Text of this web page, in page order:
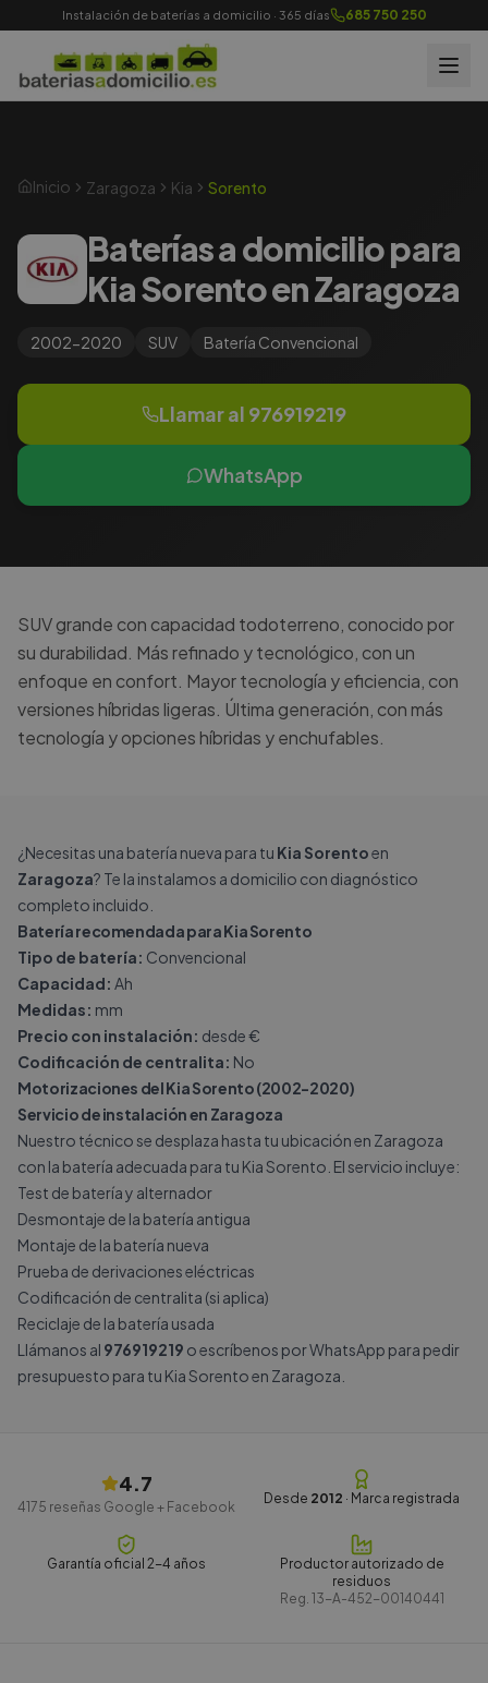
Instalación de baterías a domicilio · 365 días 685 750 250
Inicio Zaragoza Kia Sorento
Baterías a domicilio para
Kia Sorento en Zaragoza
2002-2020 SUV Batería Convencional
Llamar al 976919219
WhatsApp
SUV grande con capacidad todoterreno, conocido por
su durabilidad. Más refinado y tecnológico, con un
enfoque en confort. Mayor tecnología y eficiencia, con
versiones híbridas ligeras. Última generación, con más
tecnología y opciones híbridas y enchufables.
¿Necesitas una batería nueva para tu Kia Sorentoen
Zaragoza? Te la instalamos a domicilio con diagnóstico
completo incluido.
Batería recomendada para Kia Sorento
Tipo de batería: Convencional
Capacidad: Ah
Medidas: mm
Precio con instalación: desde €
Codificación de centralita: No
Motorizaciones del Kia Sorento (2002-2020)
Servicio de instalación en Zaragoza
Nuestro técnico se desplaza hasta tu ubicación en Zaragoza
con la batería adecuada para tu Kia Sorento. El servicio incluye:
Test de batería y alternador
Desmontaje de la batería antigua
Montaje de la batería nueva
Prueba de derivaciones eléctricas
Codificación de centralita (si aplica)
Reciclaje de la batería usada
Llámanos al 976919219 o escríbenos porWhatsApp para pedir
presupuesto para tu Kia Sorento en Zaragoza.
4.7
4175 reseñas Google + Facebook
Desde 2012 · Marca registrada
Garantía oficial 2-4 años
Productor autorizado de
residuos
Reg. 13-A-452-00140441